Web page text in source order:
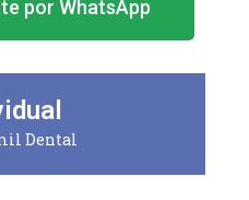
por WhatsApp
Dental